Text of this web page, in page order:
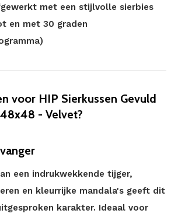
met een stijlvolle sierbies
en met 30 graden
voor HIP Sierkussen Gevuld
- Velvet?
een indrukwekkende tijger,
en kleurrijke mandala's geeft dit
karakter. Ideaal voor